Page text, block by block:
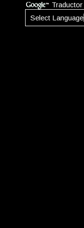
Traductor
Select Language